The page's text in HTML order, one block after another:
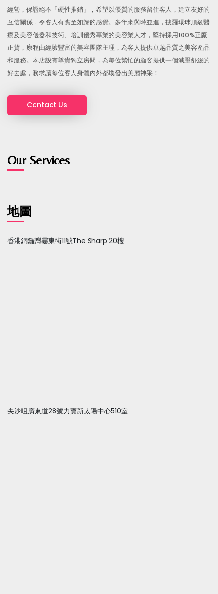
經營，保證絕不「硬性推銷」，希望以優質的服務留住客人，建立友好的
互信關係，令客人有賓至如歸的感覺。多年來與時並進，搜羅環球頂級醫
療及美容儀器和技術、培訓優秀專業的美容業人才，堅持採用100%正廠
正貨，療程由經驗豐富的美容團隊主理，為客人提供卓越品質之美容產品
和服務。本店設有尊貴獨立房間，為每位繁忙的顧客提供一個減壓舒緩的
好去處，務求讓每位客人身體內外都煥發出美麗神采！
Contact Us
Our Services
地圖
香港銅鑼灣霎東街11號The Sharp 20樓
尖沙咀廣東道28號力寶新太陽中心510室